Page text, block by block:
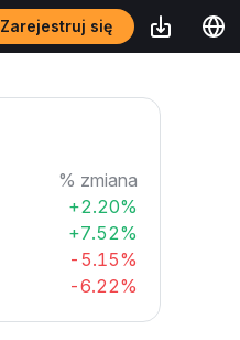
Zarejestruj się
% zmiana
+2.20%
+7.52%
-5.15%
-6.22%